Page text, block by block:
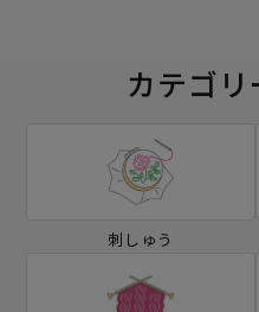
カテゴ
刺しゅう